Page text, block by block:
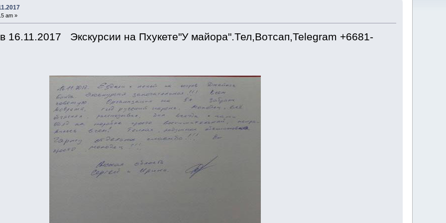
am »
16.11.2017 Экскурсии на Пхукете"У майора".Тел,Вотсап,Telegram +6681-